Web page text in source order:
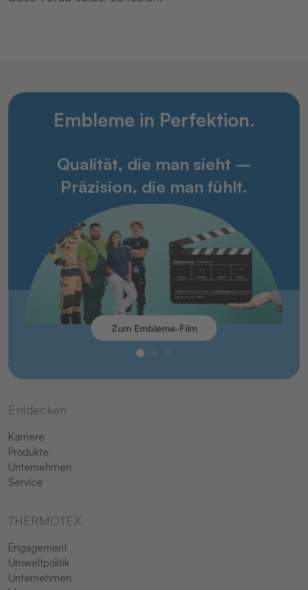
Embleme in Perfektion.
Qualität, die man sieht –
Präzision, die man fühlt.
Zum Embleme-Film
Entdecken
Karriere
Produkte
Unternehmen
Service
THERMOTEX
Engagement
Umweltpolitik
Unternehmen